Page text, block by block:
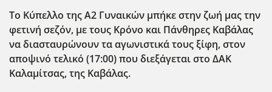
Το Κύπελλο της Α2 Γυναικών μπήκε στην ζωή μας την
φετινή σεζόν, με τους Κρόνο και Πάνθηρες Καβάλας
να διασταυρώνουν τα αγωνιστικά τους ξίφη, στον
αποψινό τελικό (17:00) που διεξάγεται στο ΔΑΚ
Καλαμίτσας, της Καβάλας.